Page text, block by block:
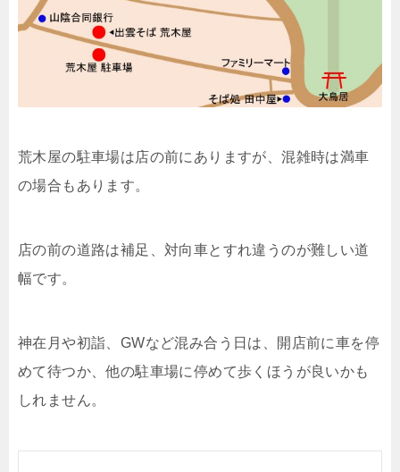
荒木屋の駐車場は店の前にありますが、混雑時は満車
の場合もあります。
店の前の道路は補足、対向車とすれ違うのが難しい道
幅です。
神在月や初詣、GWなど混み合う日は、開店前に車を停
めて待つか、他の駐車場に停めて歩くほうが良いかも
しれません。